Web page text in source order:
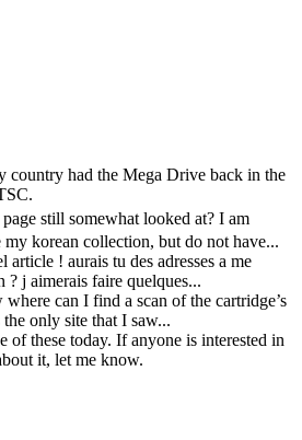
country had the Mega Drive back in the
.
still somewhat looked at? I am
korean collection, but do not have...
article ! aurais tu des adresses a me
? j aimerais faire quelques...
can I find a scan of the cartridge’s
only site that I saw...
of these today. If anyone is interested in
it, let me know.